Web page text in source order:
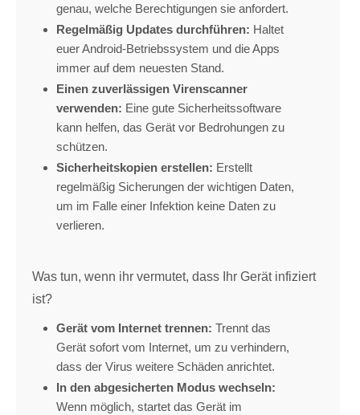
genau, welche Berechtigungen sie anfordert.
Regelmäßig Updates durchführen: Haltet
euer Android-Betriebssystem und die Apps
immer auf dem neuesten Stand.
Einen zuverlässigen Virenscanner
verwenden: Eine gute Sicherheitssoftware
kann helfen, das Gerät vor Bedrohungen zu
schützen.
Sicherheitskopien erstellen: Erstellt
regelmäßig Sicherungen der wichtigen Daten,
um im Falle einer Infektion keine Daten zu
verlieren.
Was tun, wenn ihr vermutet, dass Ihr Gerät infiziert
ist?
Gerät vom Internet trennen: Trennt das
Gerät sofort vom Internet, um zu verhindern,
dass der Virus weitere Schäden anrichtet.
In den abgesicherten Modus wechseln:
Wenn möglich, startet das Gerät im